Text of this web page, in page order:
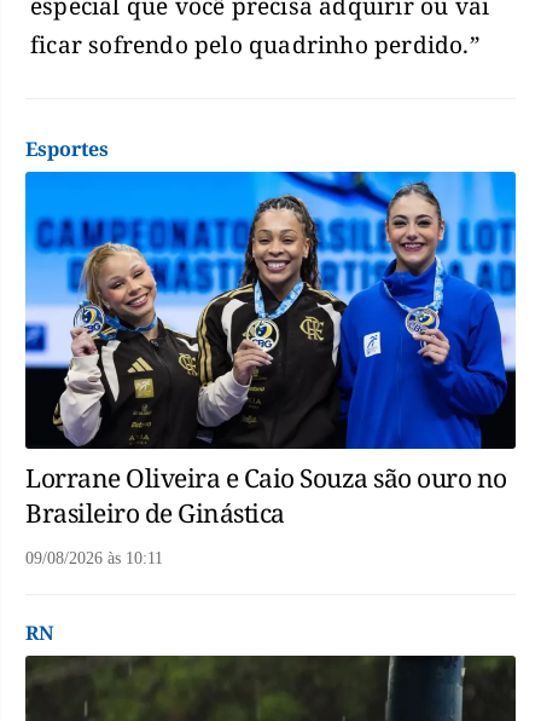
ficar sofrendo pelo quadrinho perdido.”
Esportes
Lorrane Oliveira e Caio Souza são ouro no
Brasileiro de Ginástica
09/08/2026 às 10:11
RN